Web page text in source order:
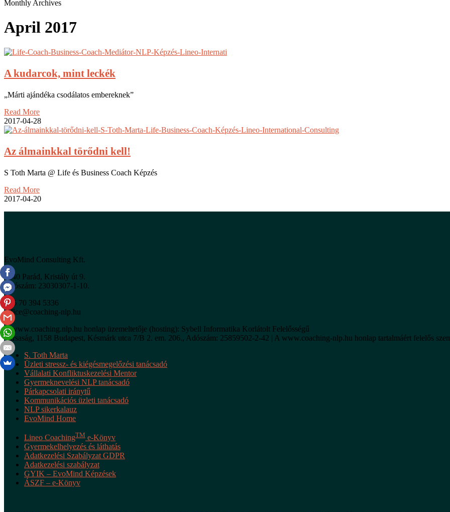
Close
Monthly Archives
April 2017
A kudarcok, mint leckék
„Márti ajándéka csodálatos embereknek”
Read More
2017-04-28
Az álmainkkal törődni kell!
S Toth Marta @ Life és Business Coach Képzés
Read More
2017-04-20
EvoMind Consulting Kft.
3240 Parád, Kristály út 9.
Adószám: 23030307-1-10.
+36 70 394 5336
office@coaching-nlp.hu
A www.coaching.nlp.hu honlap üzemeltetője (hosting): Sybell Informatika Korlátolt Felelősségű
Társaság, 1158 Budapest, Késmárk utca 7/B 2. em. 206., Adószám: 25859502-2-42 | A www.coaching-nlp.hu honlap tartalmáért felelős
S. Toth Marta
Üzleti stressz- és kiégésmegelőzési tanácsadó
Vállalati Konfliktuskezelési Mentor
Gyermeknevelési NLP tanácsadó
Párkapcsolati iránytű
Kommunikációs üzleti tanácsadó
NLP sikerkalauz
EvoMind Home
Lineo CoachingTM e-Könyv
Gyermekelhelyezés és láthatás
Adatkezelési Szabályzat GDPR
Adatkezelési szabályzat
GYIK – EvoMind Képzések
ÁSZF – e-Könyv